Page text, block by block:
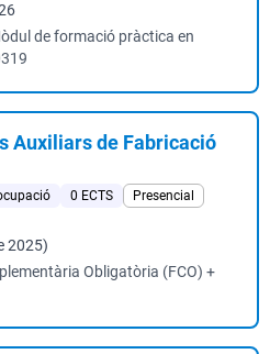
de formació pràctica en
Auxiliars de Fabricació
0 ECTS
Presencial
2025)
Obligatòria (FCO) +